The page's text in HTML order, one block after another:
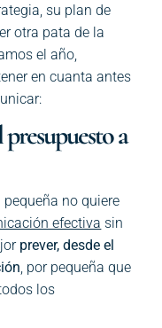
su plan de
otra pata de la
el año,
en cuanta antes
a
pequeña no quiere
efectiva sin
prever, desde el
, por pequeña que
los